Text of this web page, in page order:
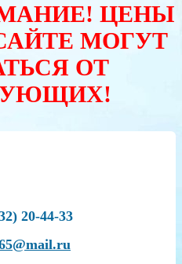
ЦЕНЫ
МОГУТ
ОТ
20-44-33